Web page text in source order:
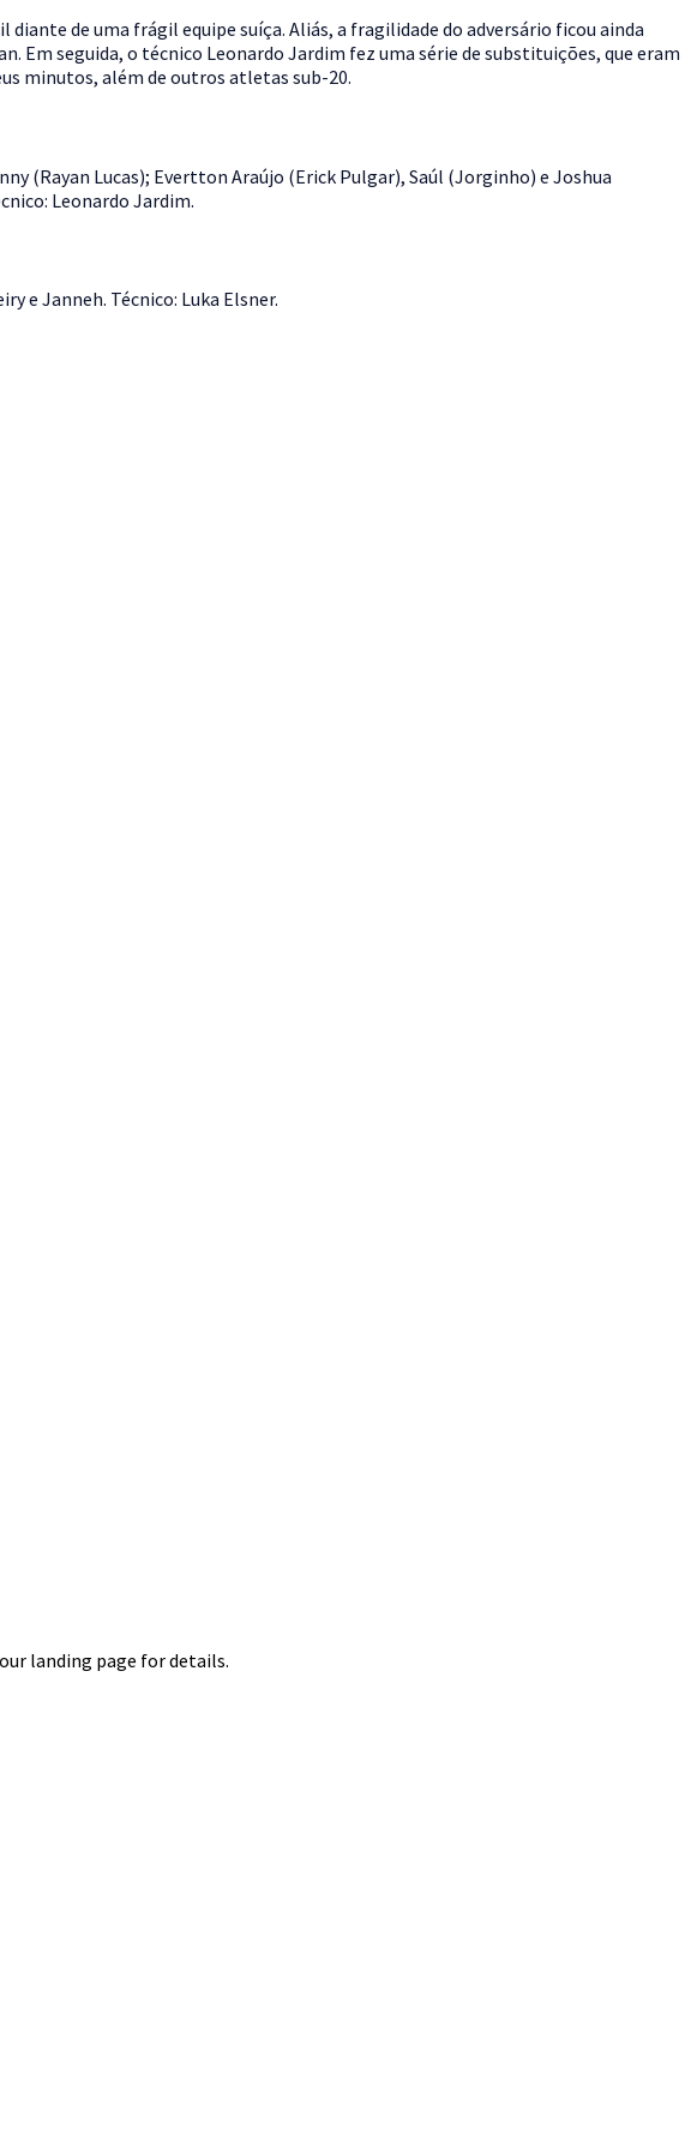
de uma frágil equipe suíça. Aliás, a fragilidade do adversário ficou ainda
Em seguida, o técnico Leonardo Jardim fez uma série de substituições, que eram
minutos, além de outros atletas sub-20.
(Rayan Lucas); Evertton Araújo (Erick Pulgar), Saúl (Jorginho) e Joshua
Leonardo Jardim.
e Janneh. Técnico: Luka Elsner.
landing page for details.